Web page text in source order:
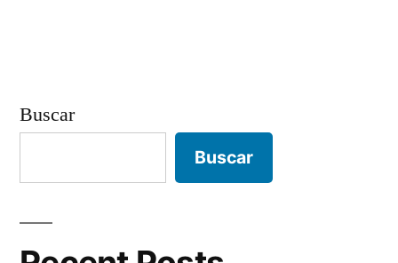
Buscar
Buscar